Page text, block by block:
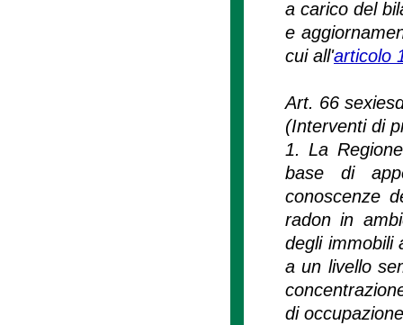
a carico del
e
cui all'articolo
Art. 66
(Interventi di
1. La
base di
conoscenze
radon in
degli immobili
a un livello
di